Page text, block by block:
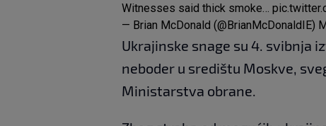
Witnesses said thick smoke…
— Brian McDonald (@BrianMcDonaldIE)
Ukrajinske snage su 4. svibnja
neboder u središtu Moskve,
Ministarstva obrane.